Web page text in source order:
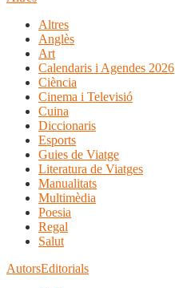
Altres
Anglès
Art
Calendaris i Agendes 2026
Ciència
Cinema i Televisió
Cuina
Diccionaris
Esports
Guies de Viatge
Literatura de Viatges
Manualitats
Multimèdia
Poesia
Regal
Salut
AutorsEditorials